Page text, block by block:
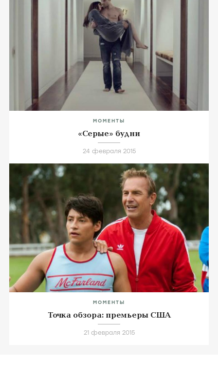
МОМЕНТЫ
«Серые» будни
24 февраля 2015
МОМЕНТЫ
Точка обзора: премьеры США
21 февраля 2015